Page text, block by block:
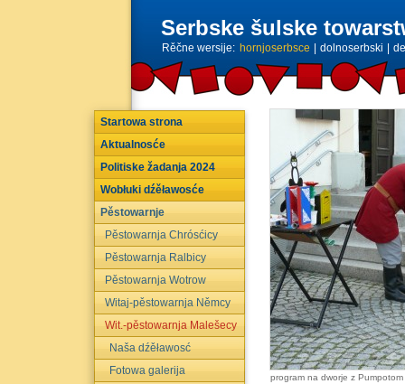
program na dworje z Pumpotom
Serbske šulske
Rěčne wersije: hornjoserbsce dolnoserbski
Startowa strona
Aktualnosće
Politiske žadanja 2024
Wobłuki dźěławosće
Pěstowarnje
Pěstowarnja Chrósćicy
Pěstowarnja Ralbicy
Pěstowarnja Wotrow
Witaj-pěstowarnja Němcy
Wit.-pěstowarnja Malešecy
Naša dźěławosć
Fotowa galerija